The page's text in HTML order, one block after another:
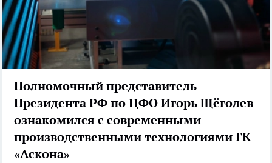
Полномочный представитель
Президента РФ по ЦФО Игорь Щёголев
ознакомился с современными
производственными технологиями ГК
«Аскона»